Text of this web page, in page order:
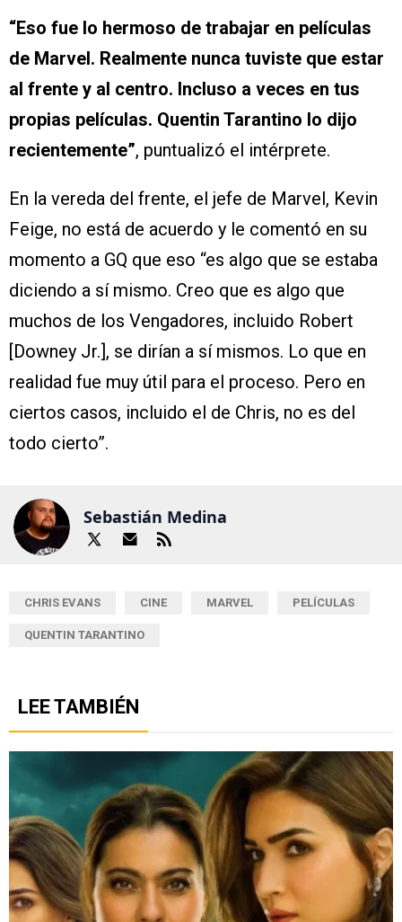
“Eso fue lo hermoso de trabajar en películas
de Marvel. Realmente nunca tuviste que estar
al frente y al centro. Incluso a veces en tus
propias películas. Quentin Tarantino lo dijo
recientemente”, puntualizó el intérprete.
En la vereda del frente, el jefe de Marvel, Kevin
Feige, no está de acuerdo y le comentó en su
momento a GQ que eso “es algo que se estaba
diciendo a sí mismo. Creo que es algo que
muchos de los Vengadores, incluido Robert
[Downey Jr.], se dirían a sí mismos. Lo que en
realidad fue muy útil para el proceso. Pero en
ciertos casos, incluido el de Chris, no es del
todo cierto”.
Sebastián Medina
CHRIS EVANS CINE MARVEL PELÍCULAS
QUENTIN TARANTINO
LEE TAMBIÉN